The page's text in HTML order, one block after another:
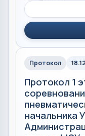
Протокол
Протокол 1
начальника